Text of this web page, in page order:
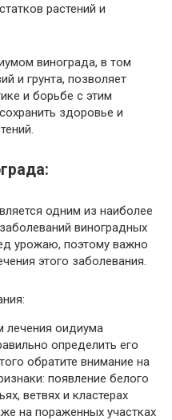
растений и
винограда, в том
и грунта, позволяет
и борьбе с этим
здоровье и
одним из наиболее
виноградных
урожаю, поэтому важно
этого заболевания.
лечения оидиума
определить его
обратите внимание на
появление белого
ветвях и кластерах
на пораженных участках